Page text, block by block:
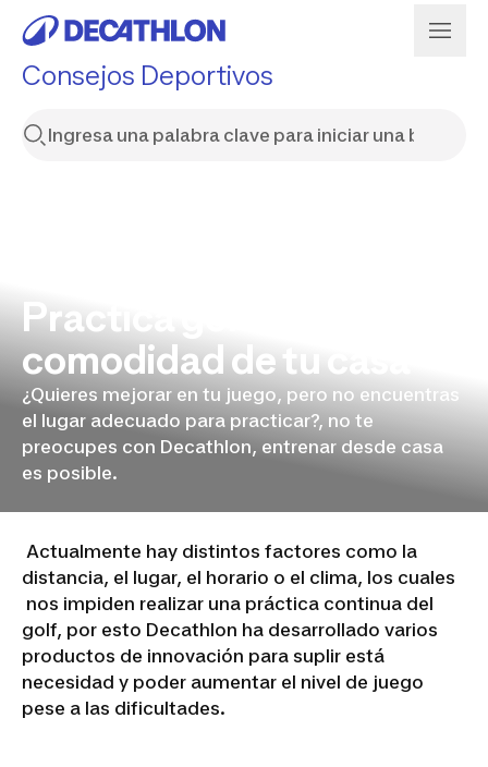
Consejos Deportivos
Practica golf desde la
comodidad de tu casa
¿Quieres mejorar en tu juego, pero no encuentras
el lugar adecuado para practicar?, no te
preocupes con Decathlon, entrenar desde casa
es posible.
Actualmente hay distintos factores como la
distancia, el lugar, el horario o el clima, los cuales
nos impiden realizar una práctica continua del
golf, por esto Decathlon ha desarrollado varios
productos de innovación para suplir está
necesidad y poder aumentar el nivel de juego
pese a las dificultades.